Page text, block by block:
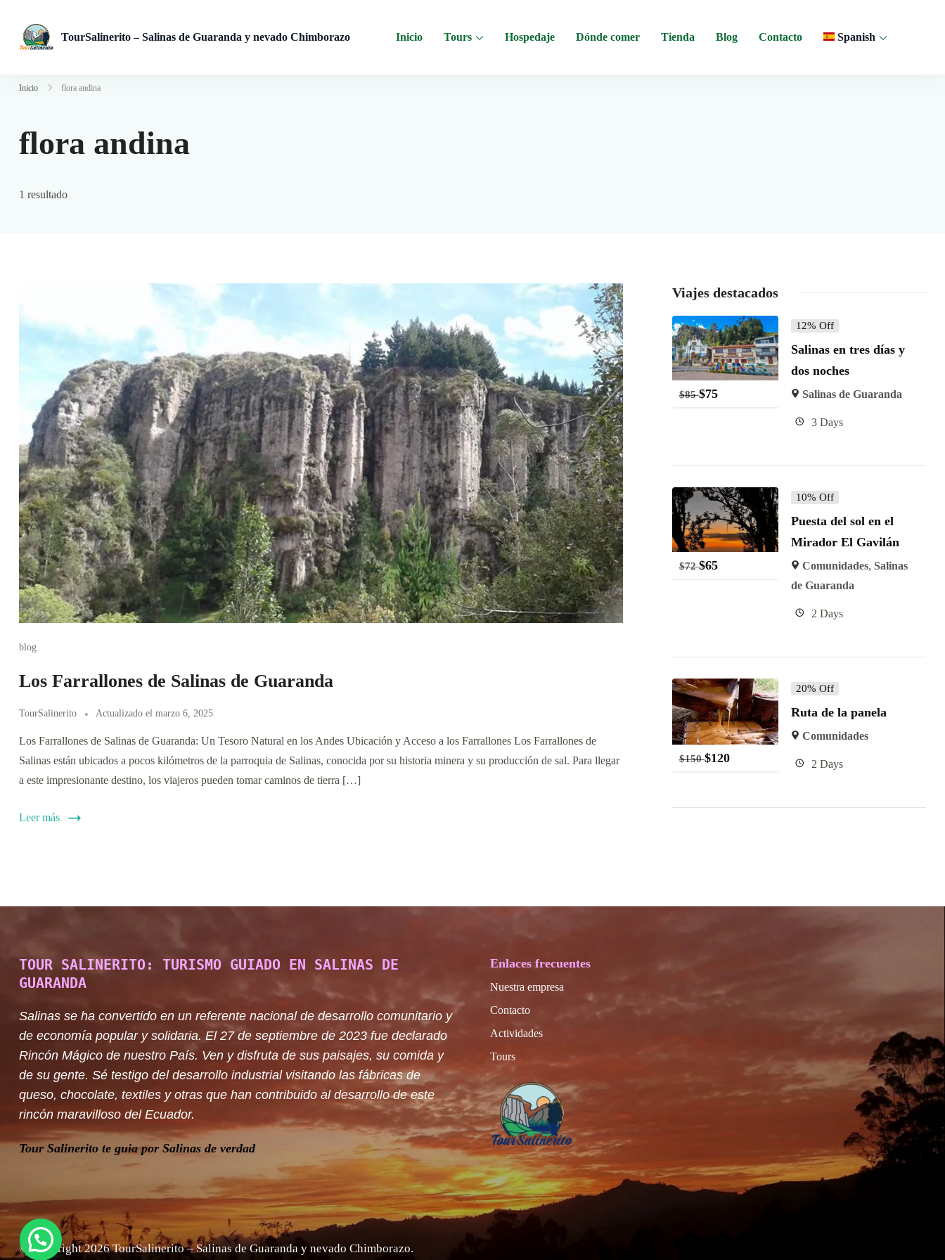
TourSalinerito – Salinas de Guaranda y nevado Chimborazo Inicio Tours Hospedaje Dónde comer Tienda Blog Contacto Spanish
Inicio flora andina
flora andina
1 resultado
blog
Los Farrallones de Salinas de Guaranda
TourSalinerito Actualizado el marzo 6, 2025
Los Farrallones de Salinas de Guaranda: Un Tesoro Natural en los Andes Ubicación y Acceso a los Farrallones Los Farrallones de
Salinas están ubicados a pocos kilómetros de la parroquia de Salinas, conocida por su historia minera y su producción de sal. Para llegar
a este impresionante destino, los viajeros pueden tomar caminos de tierra […]
Leer más
Viajes destacados
$85 $75
12% Off
Salinas en tres días y
dos noches
Salinas de Guaranda
3 Days
$72 $65
10% Off
Puesta del sol en el
Mirador El Gavilán
Comunidades, Salinas
de Guaranda
2 Days
$150 $120
20% Off
Ruta de la panela
Comunidades
2 Days
TOUR SALINERITO: TURISMO GUIADO EN SALINAS DE
GUARANDA
Salinas se ha convertido en un referente nacional de desarrollo comunitario y
de economía popular y solidaria. El 27 de septiembre de 2023 fue declarado
Rincón Mágico de nuestro País. Ven y disfruta de sus paisajes, su comida y
de su gente. Sé testigo del desarrollo industrial visitando las fábricas de
queso, chocolate, textiles y otras que han contribuido al desarrollo de este
rincón maravilloso del Ecuador.
Tour Salinerito te guia por Salinas de verdad
Enlaces frecuentes
Nuestra empresa
Contacto
Actividades
Tours
© Copyright 2026TourSalinerito – Salinas de Guaranda y nevado Chimborazo.